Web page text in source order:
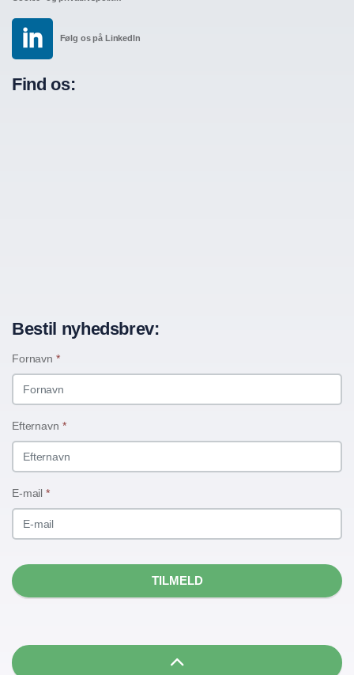
Følg os på LinkedIn
Find os:
Bestil nyhedsbrev:
Fornavn *
Efternavn *
E-mail *
TILMELD